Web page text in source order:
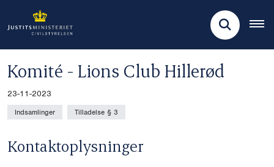
Komité - Lions Club Hillerød
23-11-2023
Indsamlinger Tilladelse § 3
Kontaktoplysninger